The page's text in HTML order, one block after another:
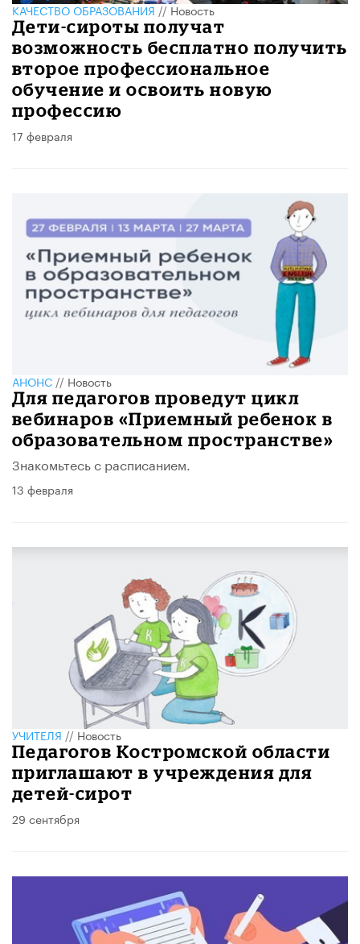
КАЧЕСТВО ОБРАЗОВАНИЯ//Новость
Дети-сироты получат
возможность бесплатно получить
второе профессиональное
обучение и освоить новую
профессию
17 февраля
АНОНС // Новость
Для педагогов проведут цикл
вебинаров «Приемный ребенок в
образовательном пространстве»
Знакомьтесь с расписанием.
13 февраля
УЧИТЕЛЯ // Новость
Педагогов Костромской области
приглашают в учреждения для
детей-сирот
29 сентября